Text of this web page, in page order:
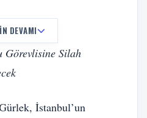
DEVAMI
Görevlisine Silah
İstanbul’un